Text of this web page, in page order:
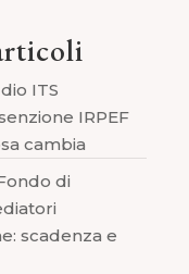
ITS
IRPEF
cambia
di
scadenza e